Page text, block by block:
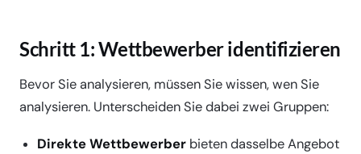
Schritt 1: Wettbewerber identifizieren
Bevor Sie analysieren, müssen Sie wissen, wen Sie
analysieren. Unterscheiden Sie dabei zwei Gruppen:
Direkte Wettbewerberbieten dasselbe Angebot